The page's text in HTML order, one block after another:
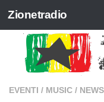
Salta al contenuto
Zionetradio
EVENTI / MUSIC / NEWS